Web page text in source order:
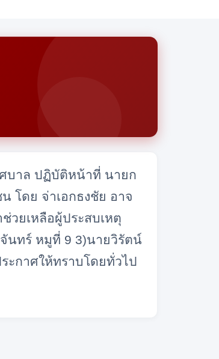
ศบาล ปฏิบัติหน้าที่ นายก
โดย จ่าเอกธงชัย อาจ
วยเหลือผู้ประสบเหตุ
นทร์ หมูที่ 9 3)นายวิรัตน์
กาศให้ทราบโดยทั่วไป